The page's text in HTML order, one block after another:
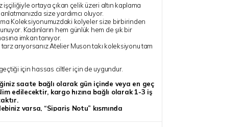
ortaya çıkan çelik üzeri altın kaplama
size yardımcı oluyor.
Koleksiyonumuzdaki kolyeler size birbirinden
Kadınların hem günlük hem de şık bir
imkan tanıyor.
arıyorsanız Atelier Muson takı koleksiyonu tam
için hassas ciltler için de uygundur.
saate bağlı olarak gün içinde veya en geç
edilecektir, kargo hızına bağlı olarak 1-3 iş
varsa, “Sipariş Notu” kısmında